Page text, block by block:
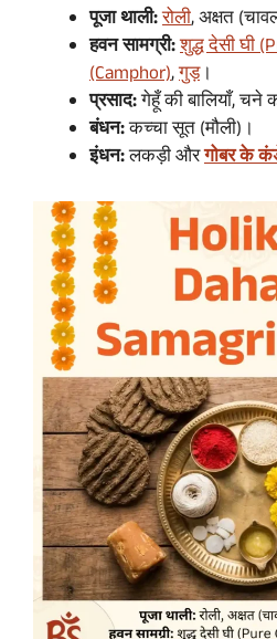
पूजा थाली:रोली, अक्षत
हवन सामग्री:शुद्ध देसी घी
(Camphor),गुड़।
प्रसाद:गेहूँ की बालियाँ, चने
बंधन:कच्चा सूत (मौली)।
इंधन:लकड़ी औरगोबर के